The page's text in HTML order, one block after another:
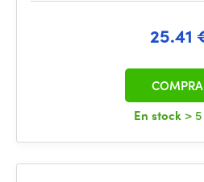
25.41
En stock >